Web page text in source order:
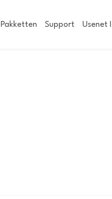
Pakketten Support Usenet